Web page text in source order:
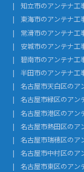
知立市のアンテナ工
東海市のアンテナ工
常滑市のアンテナ工
安城市のアンテナ工
碧南市のアンテナ工
半田市のアンテナ工
名古屋市天白区のア
名古屋市緑区のアン
名古屋市港区のアン
名古屋市熱田区のア
名古屋市瑞穂区のア
名古屋市中村区のア
名古屋市東区のアン